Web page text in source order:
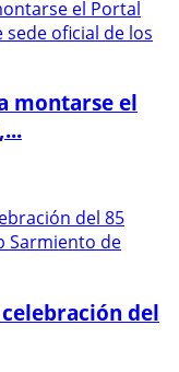
montarse el
del